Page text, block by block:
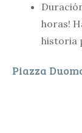
horas!
historia
Piazza